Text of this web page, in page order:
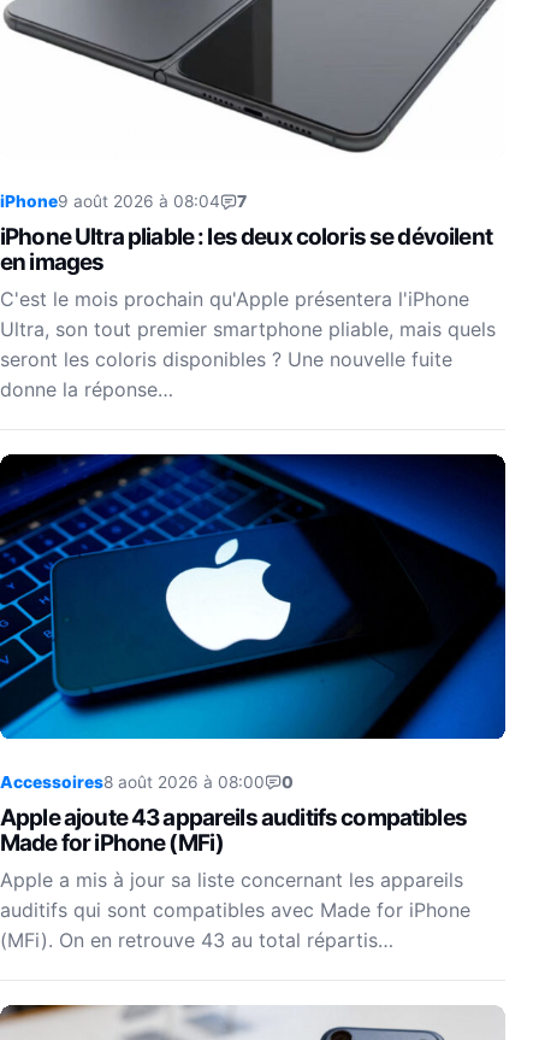
iPhone9 août 2026 à 08:04 7
iPhone Ultra pliable : les deux coloris se dévoilent
en images
C'est le mois prochain qu'Apple présentera l'iPhone
Ultra, son tout premier smartphone pliable, mais quels
seront les coloris disponibles ? Une nouvelle fuite
donne la réponse…
Accessoires8 août 2026 à 08:00 0
Apple ajoute 43 appareils auditifs compatibles
Made for iPhone (MFi)
Apple a mis à jour sa liste concernant les appareils
auditifs qui sont compatibles avec Made for iPhone
(MFi). On en retrouve 43 au total répartis…